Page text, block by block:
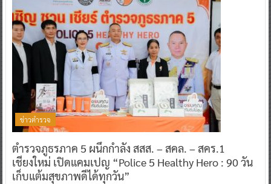
ข่าวตำรวจ
ตำรวจภูธรภาค 5 ผนึกกำลัง สสส. – สคล. – สคร.1
เชียงใหม่ เปิดแคมเปญ “Police 5 Healthy Hero : 90 วัน
เก็บแต้มสุขภาพดีได้ทุกวัน”